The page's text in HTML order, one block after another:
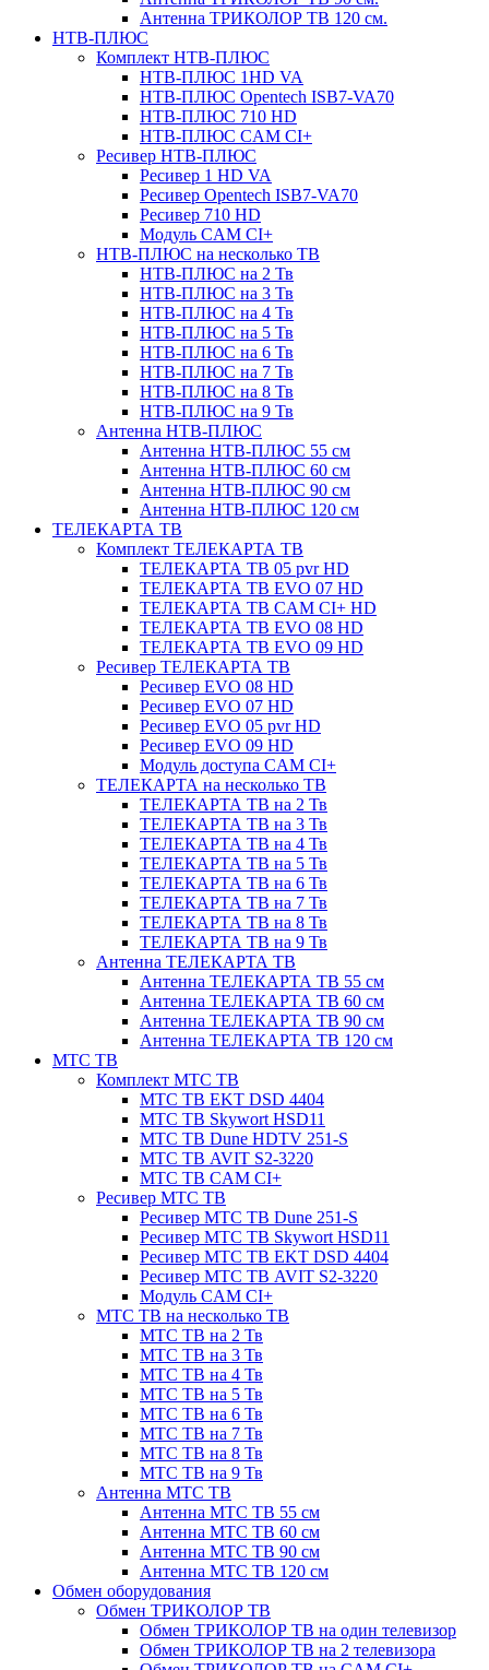
Антенна ТРИКОЛОР ТВ 120 см.
НТВ-ПЛЮС
Комплект НТВ-ПЛЮС
НТВ-ПЛЮС 1HD VA
НТВ-ПЛЮС Opentech ISB7-VA70
НТВ-ПЛЮС 710 HD
НТВ-ПЛЮС CAM CI+
Ресивер НТВ-ПЛЮС
Ресивер 1 HD VA
Ресивер Opentech ISB7-VA70
Ресивер 710 HD
Модуль CAM CI+
НТВ-ПЛЮС на несколько ТВ
НТВ-ПЛЮС на 2 Тв
НТВ-ПЛЮС на 3 Тв
НТВ-ПЛЮС на 4 Тв
НТВ-ПЛЮС на 5 Тв
НТВ-ПЛЮС на 6 Тв
НТВ-ПЛЮС на 7 Тв
НТВ-ПЛЮС на 8 Тв
НТВ-ПЛЮС на 9 Тв
Антенна НТВ-ПЛЮС
Антенна НТВ-ПЛЮС 55 см
Антенна НТВ-ПЛЮС 60 см
Антенна НТВ-ПЛЮС 90 см
Антенна НТВ-ПЛЮС 120 см
ТЕЛЕКАРТА ТВ
Комплект ТЕЛЕКАРТА ТВ
ТЕЛЕКАРТА ТВ 05 pvr HD
ТЕЛЕКАРТА ТВ EVO 07 HD
ТЕЛЕКАРТА ТВ CAM CI+ HD
ТЕЛЕКАРТА ТВ EVO 08 HD
ТЕЛЕКАРТА ТВ EVO 09 HD
Ресивер ТЕЛЕКАРТА ТВ
Ресивер EVO 08 HD
Ресивер EVO 07 HD
Ресивер EVO 05 pvr HD
Ресивер EVO 09 HD
Модуль доступа CAM CI+
ТЕЛЕКАРТА на несколько ТВ
ТЕЛЕКАРТА ТВ на 2 Тв
ТЕЛЕКАРТА ТВ на 3 Тв
ТЕЛЕКАРТА ТВ на 4 Тв
ТЕЛЕКАРТА ТВ на 5 Тв
ТЕЛЕКАРТА ТВ на 6 Тв
ТЕЛЕКАРТА ТВ на 7 Тв
ТЕЛЕКАРТА ТВ на 8 Тв
ТЕЛЕКАРТА ТВ на 9 Тв
Антенна ТЕЛЕКАРТА ТВ
Антенна ТЕЛЕКАРТА ТВ 55 см
Антенна ТЕЛЕКАРТА ТВ 60 см
Антенна ТЕЛЕКАРТА ТВ 90 см
Антенна ТЕЛЕКАРТА ТВ 120 см
МТС ТВ
Комплект МТС ТВ
МТС ТВ EKT DSD 4404
МТС ТВ Skywort HSD11
МТС ТВ Dune HDTV 251-S
МТС ТВ AVIT S2-3220
МТС ТВ CAM CI+
Ресивер МТС ТВ
Ресивер МТС ТВ Dune 251-S
Ресивер МТС ТВ Skywort HSD11
Ресивер МТС ТВ EKT DSD 4404
Ресивер МТС ТВ AVIT S2-3220
Модуль CAM CI+
МТС ТВ на несколько ТВ
МТС ТВ на 2 Тв
МТС ТВ на 3 Тв
МТС ТВ на 4 Тв
МТС ТВ на 5 Тв
МТС ТВ на 6 Тв
МТС ТВ на 7 Тв
МТС ТВ на 8 Тв
МТС ТВ на 9 Тв
Антенна МТС ТВ
Антенна МТС ТВ 55 см
Антенна МТС ТВ 60 см
Антенна МТС ТВ 90 см
Антенна МТС ТВ 120 см
Обмен оборудования
Обмен ТРИКОЛОР ТВ
Обмен ТРИКОЛОР ТВ на один телевизор
Обмен ТРИКОЛОР ТВ на 2 телевизора